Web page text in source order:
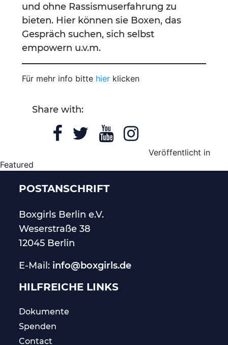
und ohne Rassismuserfahrung zu
bieten. Hier können sie Boxen, das
Gespräch suchen, sich selbst
empowern u.v.m.
Für mehr info bitte hierklicken
Share with:
Veröffentlicht in
Featured
POSTANSCHRIFT
Boxgirls Berline.V.
Weserstraße 38
12045 Berlin
E-Mail: info@boxgirls.de
HILFREICHE LINKS
Dokumente
Spenden
Contact